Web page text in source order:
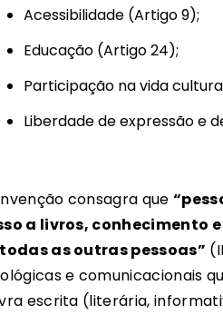
Acessibilidade (Artigo 9);
Educação (Artigo 24);
Participação na vida
Liberdade de expressão e
consagra que
a livros, conhecimento
as outras pessoas”
e comunicacionais
escrita (literária,